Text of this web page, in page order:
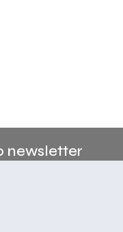
la incorporación
culmine en la
newsletter